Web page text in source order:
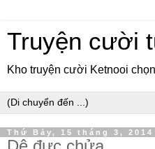
Truyện cười
Kho truyện cười Ketnooi
Thứ Bảy, 15 tháng 3, 2014